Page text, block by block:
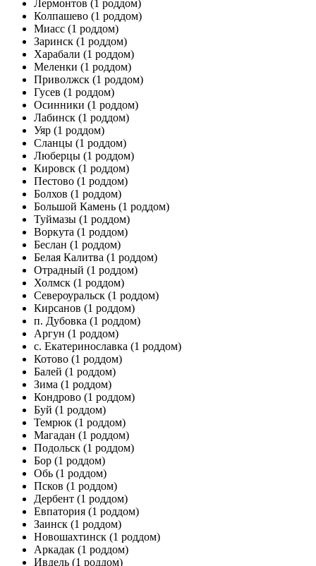
Лермонтов (1 роддом)
Колпашево (1 роддом)
Миасс (1 роддом)
Заринск (1 роддом)
Харабали (1 роддом)
Меленки (1 роддом)
Приволжск (1 роддом)
Гусев (1 роддом)
Осинники (1 роддом)
Лабинск (1 роддом)
Уяр (1 роддом)
Сланцы (1 роддом)
Люберцы (1 роддом)
Кировск (1 роддом)
Пестово (1 роддом)
Болхов (1 роддом)
Большой Камень (1 роддом)
Туймазы (1 роддом)
Воркута (1 роддом)
Беслан (1 роддом)
Белая Калитва (1 роддом)
Отрадный (1 роддом)
Холмск (1 роддом)
Североуральск (1 роддом)
Кирсанов (1 роддом)
п. Дубовка (1 роддом)
Аргун (1 роддом)
с. Екатеринославка (1 роддом)
Котово (1 роддом)
Балей (1 роддом)
Зима (1 роддом)
Кондрово (1 роддом)
Буй (1 роддом)
Темрюк (1 роддом)
Магадан (1 роддом)
Подольск (1 роддом)
Бор (1 роддом)
Обь (1 роддом)
Псков (1 роддом)
Дербент (1 роддом)
Евпатория (1 роддом)
Заинск (1 роддом)
Новошахтинск (1 роддом)
Аркадак (1 роддом)
Ивдель (1 роддом)